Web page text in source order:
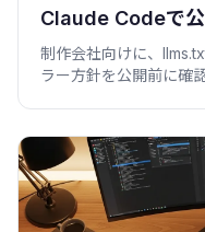
Claude Codeで
制作会社向けに、
ラー方針を公開前に確